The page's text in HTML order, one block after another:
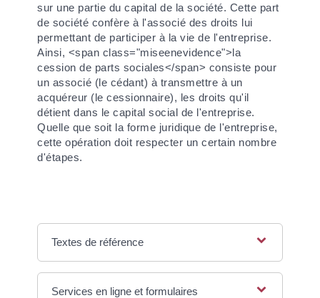
sur une partie du capital de la société. Cette part
de société confère à l'associé des droits lui
permettant de participer à la vie de l'entreprise.
Ainsi, <span class="miseenevidence">la
cession de parts sociales</span> consiste pour
un associé (le cédant) à transmettre à un
acquéreur (le cessionnaire), les droits qu'il
détient dans le capital social de l'entreprise.
Quelle que soit la forme juridique de l'entreprise,
cette opération doit respecter un certain nombre
d'étapes.
Textes de référence
Services en ligne et formulaires